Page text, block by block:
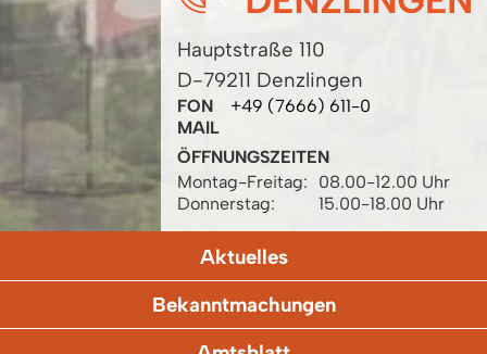
Hauptstraße 110
D-79211 Denzlingen
FON
+49 (7666) 611-0
MAIL
ÖFFNUNGSZEITEN
Montag-Freitag:
08.00-12.00 Uhr
Donnerstag:
15.00-18.00 Uhr
Aktuelles
Bekanntmachungen